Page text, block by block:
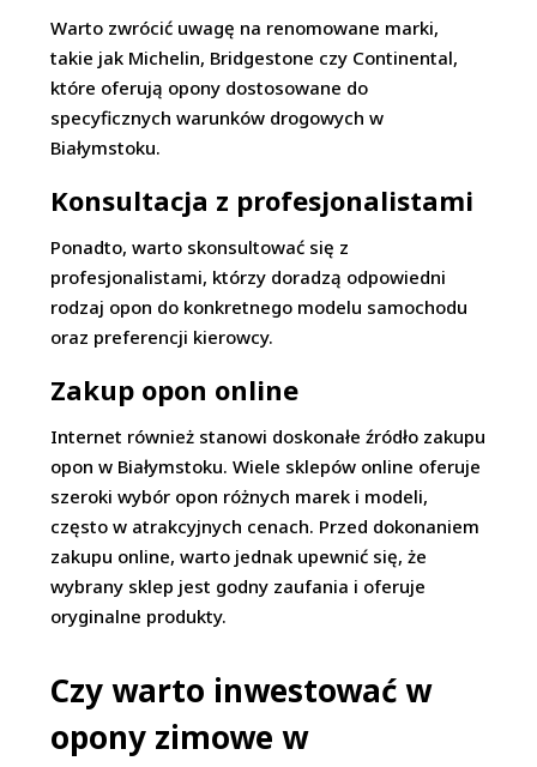
Warto zwrócić uwagę na renomowane marki,
takie jak Michelin, Bridgestone czy Continental,
które oferują opony dostosowane do
specyficznych warunków drogowych w
Białymstoku.
Konsultacja z profesjonalistami
Ponadto, warto skonsultować się z
profesjonalistami, którzy doradzą odpowiedni
rodzaj opon do konkretnego modelu samochodu
oraz preferencji kierowcy.
Zakup opon online
Internet również stanowi doskonałe źródło zakupu
opon w Białymstoku. Wiele sklepów online oferuje
szeroki wybór opon różnych marek i modeli,
często w atrakcyjnych cenach. Przed dokonaniem
zakupu online, warto jednak upewnić się, że
wybrany sklep jest godny zaufania i oferuje
oryginalne produkty.
Czy warto inwestować w
opony zimowe w